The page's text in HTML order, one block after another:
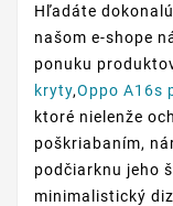
Hľadáte
našom e-shope
ponuku
kryty,Oppo A16s
ktoré nielenže
poškriabaním,
podčiarknu jeho
minimalistický